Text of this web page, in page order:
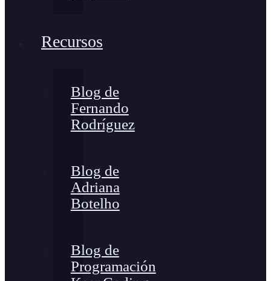
Recursos
Blog de
Fernando
Rodríguez
Blog de
Adriana
Botelho
Blog de
Programación